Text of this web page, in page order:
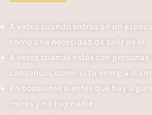
A veces cuando entras en un
como una necesidad de salir de él
A veces cuando estás con
cansancio, como si tu energía
En ocasiones sientes que hay
miras y no hay nadie